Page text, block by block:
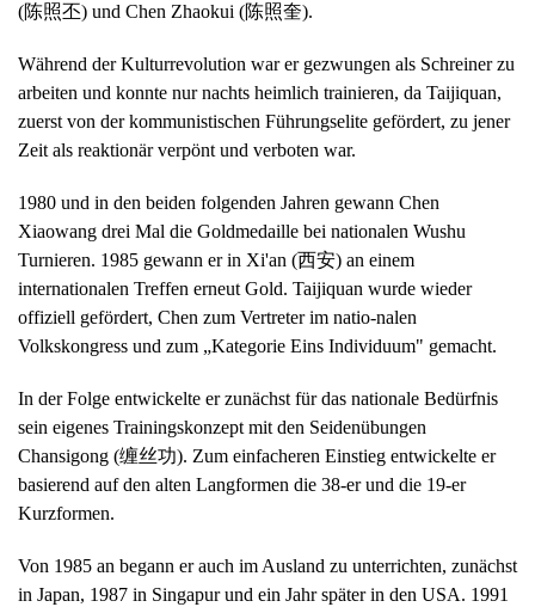
(陈照丕) und Chen Zhaokui (陈照奎).
Während der Kulturrevolution war er gezwungen als Schreiner zu
arbeiten und konnte nur nachts heimlich trainieren, da Taijiquan,
zuerst von der kommunistischen Führungselite gefördert, zu jener
Zeit als reaktionär verpönt und verboten war.
1980 und in den beiden folgenden Jahren gewann Chen
Xiaowang drei Mal die Goldmedaille bei nationalen Wushu
Turnieren. 1985 gewann er in Xi'an (西安) an einem
internationalen Treffen erneut Gold. Taijiquan wurde wieder
offiziell gefördert, Chen zum Vertreter im natio-nalen
Volkskongress und zum „Kategorie Eins Individuum" gemacht.
In der Folge entwickelte er zunächst für das nationale Bedürfnis
sein eigenes Trainingskonzept mit den Seidenübungen
Chansigong (缠丝功). Zum einfacheren Einstieg entwickelte er
basierend auf den alten Langformen die 38-er und die 19-er
Kurzformen.
Von 1985 an begann er auch im Ausland zu unterrichten, zunächst
in Japan, 1987 in Singapur und ein Jahr später in den USA. 1991